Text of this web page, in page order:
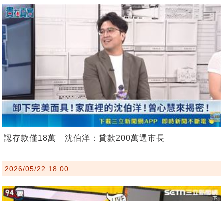
認存款僅18萬 沈伯洋：貸款200萬選市長
2026/05/22 18:00